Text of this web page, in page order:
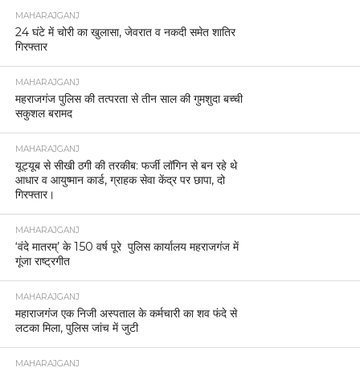
MAHARAJGANJ
24 घंटे में चोरी का खुलासा, जेवरात व नकदी समेत शातिर
गिरफ्तार
MAHARAJGANJ
महराजगंज पुलिस की तत्परता से तीन साल की गुमशुदा बच्ची
सकुशल बरामद
MAHARAJGANJ
यूट्यूब से सीखी ठगी की तरकीब: फर्जी लॉगिन से बन रहे थे
आधार व आयुष्मान कार्ड, ग्राहक सेवा केंद्र पर छापा, दो
गिरफ्तार।
MAHARAJGANJ
‘वंदे मातरम्’ के 150 वर्ष पूरे पुलिस कार्यालय महराजगंज में
गूंजा राष्ट्रगीत
MAHARAJGANJ
महाराजगंज एक निजी अस्पताल के कर्मचारी का शव फंदे से
लटका मिला, पुलिस जांच में जुटी
MAHARAJGANJ